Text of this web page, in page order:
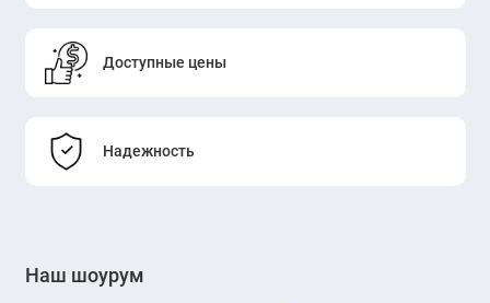
Доступные цены
Надежность
Наш шоурум